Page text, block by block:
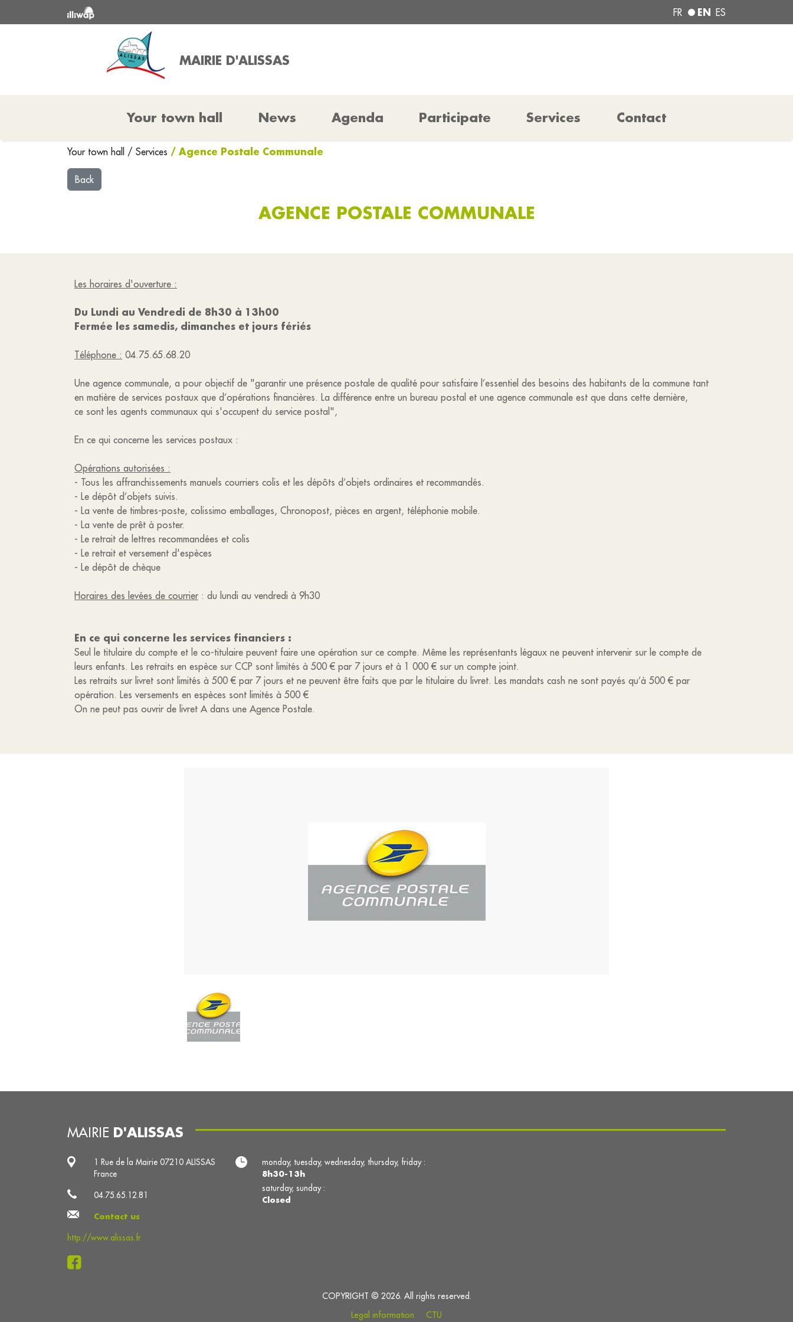
FR EN ES
MAIRIE D'ALISSAS
Your town hall News Agenda Participate Services Contact
Your town hall / Services / Agence Postale Communale
Back
AGENCE POSTALE COMMUNALE
Les horaires d'ouverture :
Du Lundi au Vendredi de 8h30 à 13h00
Fermée les samedis, dimanches et jours fériés
Téléphone : 04.75.65.68.20
Une agence communale, a pour objectif de "garantir une présence postale de qualité pour satisfaire l’essentiel des besoins des habitants de la commune tant
en matière de services postaux que d’opérations financières. La différence entre un bureau postal et une agence communale est que dans cette dernière,
ce sont les agents communaux qui s'occupent du service postal",
En ce qui concerne les services postaux :
Opérations autorisées :
- Tous les affranchissements manuels courriers colis et les dépôts d’objets ordinaires et recommandés.
- Le dépôt d’objets suivis.
- La vente de timbres-poste, colissimo emballages, Chronopost, pièces en argent, téléphonie mobile.
- La vente de prêt à poster.
- Le retrait de lettres recommandées et colis
- Le retrait et versement d'espèces
- Le dépôt de chèque
Horaires des levées de courrier: du lundi au vendredi à 9h30
En ce qui concerne les services financiers :
Seul le titulaire du compte et le co-titulaire peuvent faire une opération sur ce compte. Même les représentants légaux ne peuvent intervenir sur le compte de
leurs enfants. Les retraits en espèce sur CCP sont limités à 500 € par 7 jours et à 1 000 € sur un compte joint.
Les retraits sur livret sont limités à 500 € par 7 jours et ne peuvent être faits que par le titulaire du livret. Les mandats cash ne sont payés qu’à 500 € par
opération. Les versements en espèces sont limités à 500 €
On ne peut pas ouvrir de livret A dans une Agence Postale.
MAIRIE D'ALISSAS
1 Rue de la Mairie 07210 ALISSAS
France
04.75.65.12.81
Contact us
http://www.alissas.fr
monday, tuesday, wednesday, thursday, friday :
8h30-13h
saturday, sunday :
Closed
COPYRIGHT © 2026. All rights reserved.
Legal information
CTU